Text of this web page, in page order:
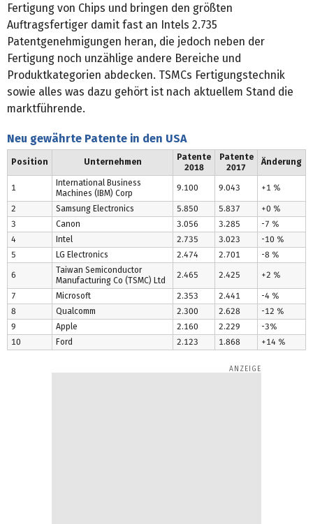
Fertigung von Chips und bringen den größten
Auftragsfertiger damit fast an Intels 2.735
Patentgenehmigungen heran, die jedoch neben der
Fertigung noch unzählige andere Bereiche und
Produktkategorien abdecken. TSMCs Fertigungstechnik
sowie alles was dazu gehört ist nach aktuellem Stand die
marktführende.
Neu gewährte Patente in den USA
Position Unternehmen
Patente
2018
Patente
2017
Änderung
1
International Business
Machines (IBM) Corp
9.100 9.043 +1 %
2 Samsung Electronics 5.850 5.837
+0 %
3
Canon 3.056 3.285
-7 %
4
Intel 2.735 3.023
-10 %
5
LG Electronics 2.474 2.701 -8 %
6
Taiwan Semiconductor
Manufacturing Co (TSMC) Ltd
2.465 2.425 +2 %
7 Microsoft 2.353 2.441
-4 %
8
Qualcomm 2.300 2.628
-12 %
9
Apple 2.160 2.229
-3%
10
Ford 2.123 1.868 +14 %